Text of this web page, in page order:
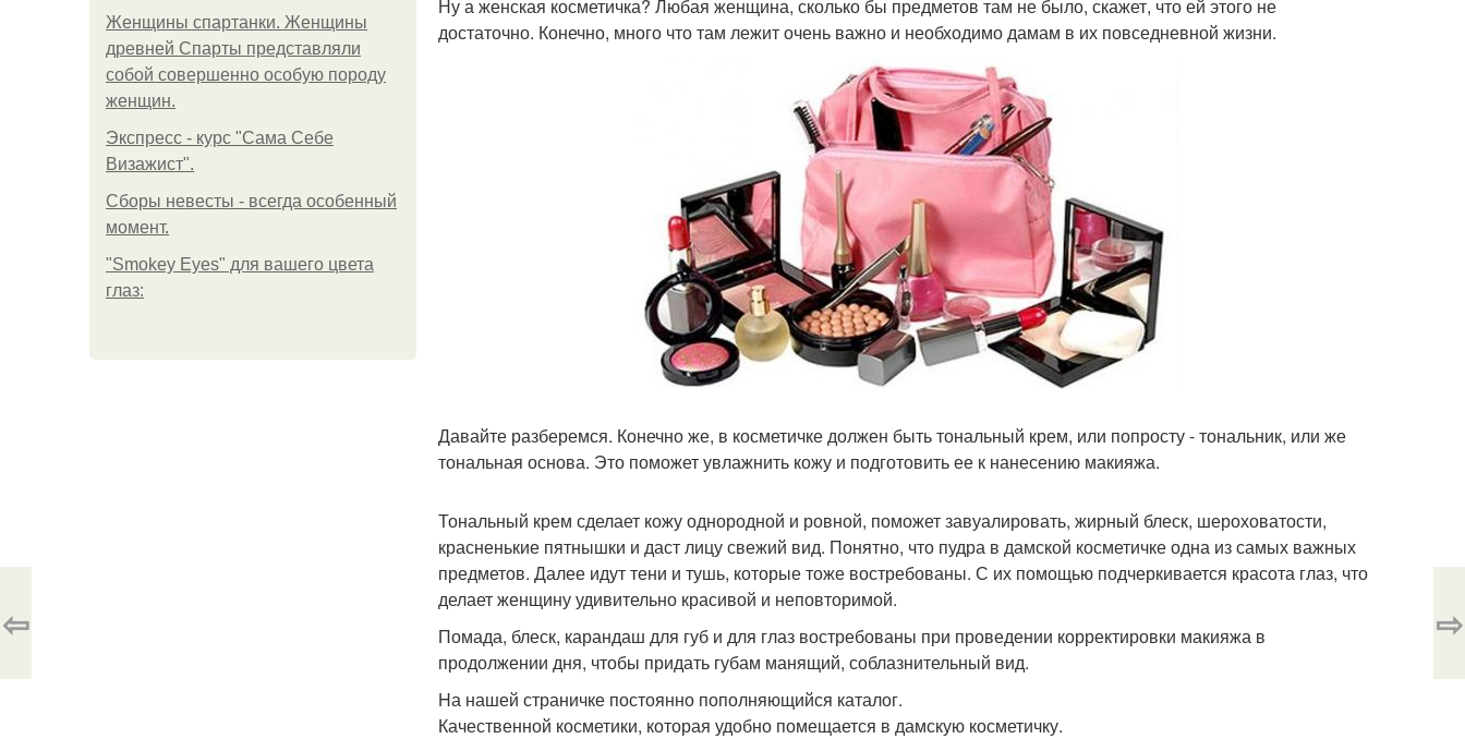
Женщины спартанки. Женщины
древней Спарты представляли
собой совершенно особую породу
женщин.
Экспресс - курс "Сама Себе
Визажист".
Сборы невесты - всегда особенный
момент.
"Smokey Eyes" для вашего цвета
глаз:
Ну а женская косметичка? Любая женщина, сколько бы предметов там не было, скажет, что ей этого не
достаточно. Конечно, много что там лежит очень важно и необходимо дамам в их повседневной жизни.
Давайте разберемся. Конечно же, в косметичке должен быть тональный крем, или попросту - тональник, или же
тональная основа. Это поможет увлажнить кожу и подготовить ее к нанесению макияжа.
Тональный крем сделает кожу однородной и ровной, поможет завуалировать, жирный блеск, шероховатости,
красненькие пятнышки и даст лицу свежий вид. Понятно, что пудра в дамской косметичке одна из самых важных
предметов. Далее идут тени и тушь, которые тоже востребованы. С их помощью подчеркивается красота глаз, что
делает женщину удивительно красивой и неповторимой.
Помада, блеск, карандаш для губ и для глаз востребованы при проведении корректировки макияжа в
продолжении дня, чтобы придать губам манящий, соблазнительный вид.
Hа нашей страничке постоянно пополняющийся каталог.
Качественной косметики, которая удобно помещается в дамскую косметичку.
⇦ ⇨